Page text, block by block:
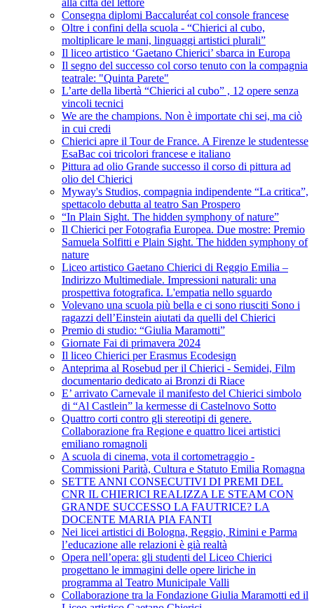
alla città del lettore
Consegna diplomi Baccaluréat col console francese
Oltre i confini della scuola - “Chierici al cubo,
moltiplicare le mani, linguaggi artistici plurali”
Il liceo artistico ‘Gaetano Chierici’ sbarca in Europa
Il segno del successo col corso tenuto con la compagnia
teatrale: "Quinta Parete"
L’arte della libertà “Chierici al cubo” , 12 opere senza
vincoli tecnici
We are the champions. Non è importate chi sei, ma ciò
in cui credi
Chierici apre il Tour de France. A Firenze le studentesse
EsaBac coi tricolori francese e italiano
Pittura ad olio Grande successo il corso di pittura ad
olio del Chierici
Myway's Studios, compagnia indipendente “La critica”,
spettacolo debutta al teatro San Prospero
“In Plain Sight. The hidden symphony of nature”
Il Chierici per Fotografia Europea. Due mostre: Premio
Samuela Solfitti e Plain Sight. The hidden symphony of
nature
Liceo artistico Gaetano Chierici di Reggio Emilia –
Indirizzo Multimediale. Impressioni naturali: una
prospettiva fotografica. L'empatia nello sguardo
Volevano una scuola più bella e ci sono riusciti Sono i
ragazzi dell’Einstein aiutati da quelli del Chierici
Premio di studio: “Giulia Maramotti”
Giornate Fai di primavera 2024
Il liceo Chierici per Erasmus Ecodesign
Anteprima al Rosebud per il Chierici - Semidei, Film
documentario dedicato ai Bronzi di Riace
E’ arrivato Carnevale il manifesto del Chierici simbolo
di “Al Castlein” la kermesse di Castelnovo Sotto
Quattro corti contro gli stereotipi di genere.
Collaborazione fra Regione e quattro licei artistici
emiliano romagnoli
A scuola di cinema, vota il cortometraggio -
Commissioni Parità, Cultura e Statuto Emilia Romagna
SETTE ANNI CONSECUTIVI DI PREMI DEL
CNR IL CHIERICI REALIZZA LE STEAM CON
GRANDE SUCCESSO LA FAUTRICE? LA
DOCENTE MARIA PIA FANTI
Nei licei artistici di Bologna, Reggio, Rimini e Parma
l’educazione alle relazioni è già realtà
Opera nell’opera: gli studenti del Liceo Chierici
progettano le immagini delle opere liriche in
programma al Teatro Municipale Valli
Collaborazione tra la Fondazione Giulia Maramotti ed il